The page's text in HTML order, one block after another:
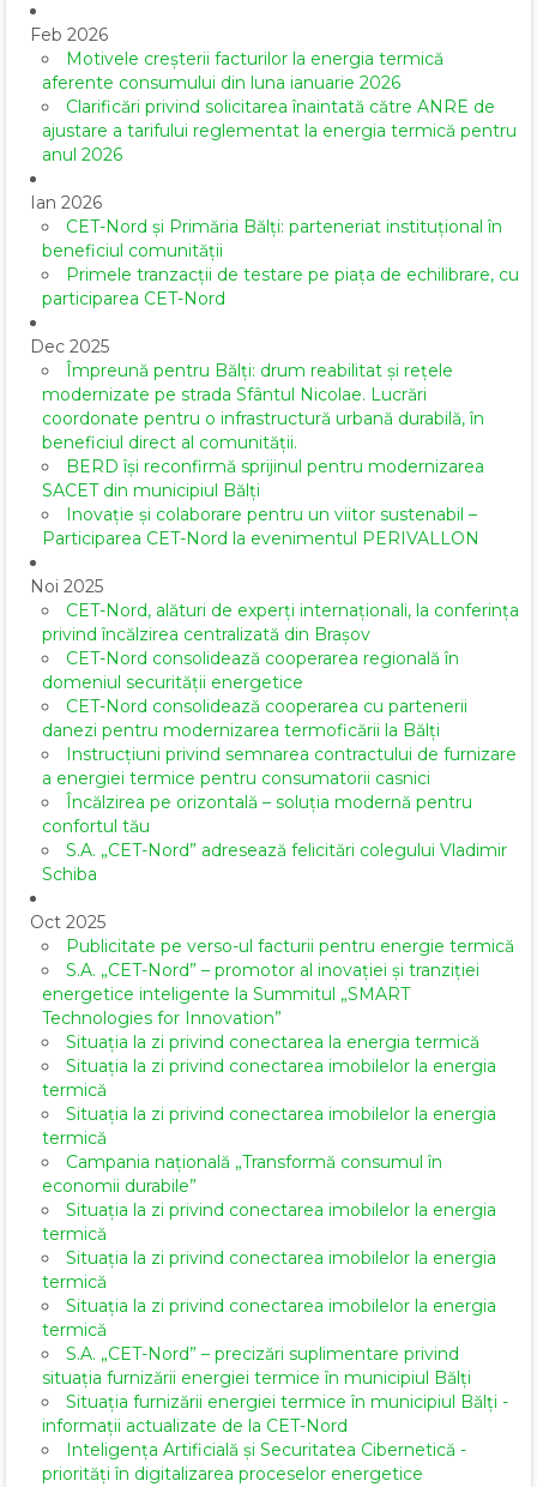
Feb 2026
Motivele creșterii facturilor la energia termică
aferente consumului din luna ianuarie 2026
Clarificări privind solicitarea înaintată către ANRE de
ajustare a tarifului reglementat la energia termică pentru
anul 2026
Ian 2026
CET-Nord și Primăria Bălți: parteneriat instituțional în
beneficiul comunității
Primele tranzacții de testare pe piața de echilibrare, cu
participarea CET-Nord
Dec 2025
Împreună pentru Bălți: drum reabilitat și rețele
modernizate pe strada Sfântul Nicolae. Lucrări
coordonate pentru o infrastructură urbană durabilă, în
beneficiul direct al comunității.
BERD își reconfirmă sprijinul pentru modernizarea
SACET din municipiul Bălți
Inovație și colaborare pentru un viitor sustenabil –
Participarea CET-Nord la evenimentul PERIVALLON
Noi 2025
CET-Nord, alături de experți internaționali, la conferința
privind încălzirea centralizată din Brașov
CET-Nord consolidează cooperarea regională în
domeniul securității energetice
CET-Nord consolidează cooperarea cu partenerii
danezi pentru modernizarea termoficării la Bălți
Instrucțiuni privind semnarea contractului de furnizare
a energiei termice pentru consumatorii casnici
Încălzirea pe orizontală – soluția modernă pentru
confortul tău
S.A. „CET-Nord” adresează felicitări colegului Vladimir
Schiba
Oct 2025
Publicitate pe verso-ul facturii pentru energie termică
S.A. „CET-Nord” – promotor al inovației și tranziției
energetice inteligente la Summitul „SMART
Technologies for Innovation”
Situația la zi privind conectarea la energia termică
Situația la zi privind conectarea imobilelor la energia
termică
Situația la zi privind conectarea imobilelor la energia
termică
Campania națională „Transformă consumul în
economii durabile”
Situația la zi privind conectarea imobilelor la energia
termică
Situația la zi privind conectarea imobilelor la energia
termică
Situația la zi privind conectarea imobilelor la energia
termică
S.A. „CET-Nord” – precizări suplimentare privind
situația furnizării energiei termice în municipiul Bălți
Situația furnizării energiei termice în municipiul Bălți -
informații actualizate de la CET-Nord
Inteligența Artificială și Securitatea Cibernetică -
priorități în digitalizarea proceselor energetice